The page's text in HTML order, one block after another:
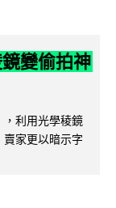
變偷拍神
，利用光學稜鏡
家更以暗示字